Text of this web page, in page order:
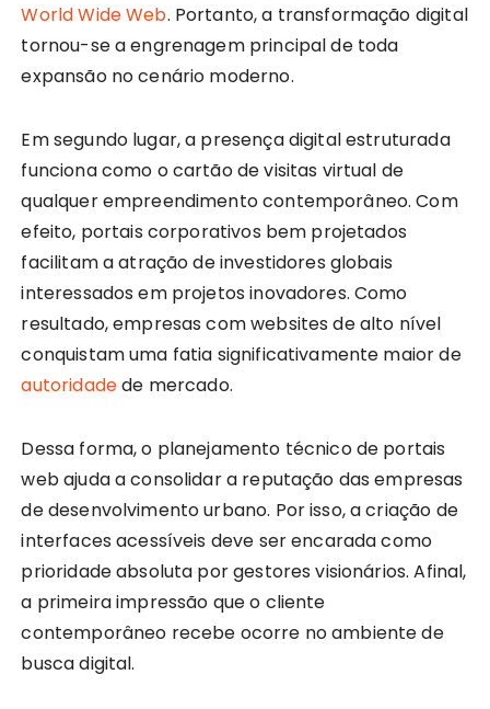
World Wide Web. Portanto, a transformação digital
tornou-se a engrenagem principal de toda
expansão no cenário moderno.
Em segundo lugar, a presença digital estruturada
funciona como o cartão de visitas virtual de
qualquer empreendimento contemporâneo. Com
efeito, portais corporativos bem projetados
facilitam a atração de investidores globais
interessados em projetos inovadores. Como
resultado, empresas com websites de alto nível
conquistam uma fatia significativamente maior de
autoridadede mercado.
Dessa forma, o planejamento técnico de portais
web ajuda a consolidar a reputação das empresas
de desenvolvimento urbano. Por isso, a criação de
interfaces acessíveis deve ser encarada como
prioridade absoluta por gestores visionários. Afinal,
a primeira impressão que o cliente
contemporâneo recebe ocorre no ambiente de
busca digital.